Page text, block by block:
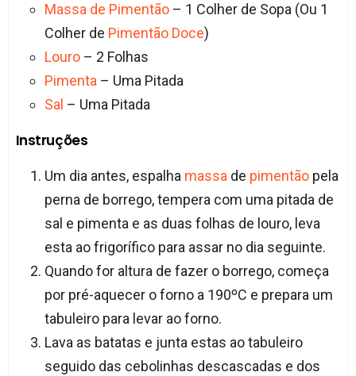
Massa de Pimentão– 1 Colher de Sopa (Ou 1
Colher de Pimentão Doce)
Louro– 2 Folhas
Pimenta– Uma Pitada
Sal – Uma Pitada
Instruções
Um dia antes, espalha massade pimentãopela
perna de borrego, tempera com uma pitada de
sal e pimenta e as duas folhas de louro, leva
esta ao frigorífico para assar no dia seguinte.
Quando for altura de fazer o borrego, começa
por pré-aquecer o forno a 190ºC e prepara um
tabuleiro para levar ao forno.
Lava as batatas e junta estas ao tabuleiro
seguido das cebolinhas descascadas e dos